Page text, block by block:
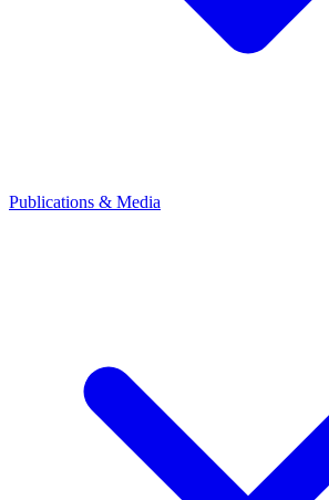
Publications & Media